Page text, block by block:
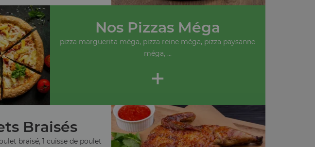
Nos Pizzas Méga
pizza marguerita méga, pizza reine méga, pizza paysanne
méga, ...
+
Braisés
braisé, 1 cuisse de poulet